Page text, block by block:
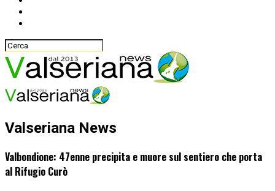
Valseriana News
Valbondione: 47enne precipita e muore sul sentiero che porta
al Rifugio Curò